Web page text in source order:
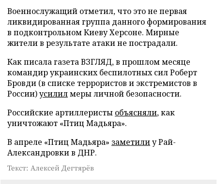
Военнослужащий отметил, что это не первая
ликвидированная группа данного формирования
в подконтрольном Киеву Херсоне. Мирные
жители в результате атаки не пострадали.
Как писала газета ВЗГЛЯД, в прошлом месяце
командир украинских беспилотных сил Роберт
Бровди (в списке террористов и экстремистов в
России)усилилмеры личной безопасности.
Российские артиллеристы объясняли, как
уничтожают «Птиц Мадьяра».
В апреле «Птиц Мадьяра» заметилиу Рай-
Александровки в ДНР.
Текст: Алексей Дегтярёв